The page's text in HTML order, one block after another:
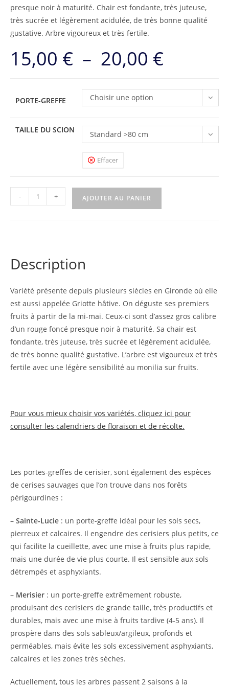
presque noir à maturité. Chair est fondante, très juteuse,
très sucrée et légèrement acidulée, de très bonne qualité
gustative. Arbre vigoureux et très fertile.
15,00 € – 20,00 €Plage
20,00 €
PORTE-GREFFE
Choisir une option
TAILLE DU SCION Standard >80 cm
Effacer
quantité
de
- + AJOUTER AU PANIER
Description
Variété présente depuis plusieurs siècles en Gironde où elle
est aussi appelée Griotte hâtive. On déguste ses premiers
fruits à partir de la mi-mai. Ceux-ci sont d’assez gros calibre
d’un rouge foncé presque noir à maturité. Sa chair est
fondante, très juteuse, très sucrée et légèrement acidulée,
de très bonne qualité gustative. L’arbre est vigoureux et très
fertile avec une légère sensibilité au monilia sur fruits.
Pour vous mieux choisir vos variétés, cliquez ici pour
consulter les calendriers de floraison et de récolte.
Les portes-greffes de cerisier, sont également des espèces
de cerises sauvages que l’on trouve dans nos forêts
périgourdines :
– Sainte-Lucie : un porte-greffe idéal pour les sols secs,
pierreux et calcaires. Il engendre des cerisiers plus petits, ce
qui facilite la cueillette, avec une mise à fruits plus rapide,
mais une durée de vie plus courte. Il est sensible aux sols
détrempés et asphyxiants.
– Merisier : un porte-greffe extrêmement robuste,
produisant des cerisiers de grande taille, très productifs et
durables, mais avec une mise à fruits tardive (4-5 ans). Il
prospère dans des sols sableux/argileux, profonds et
perméables, mais évite les sols excessivement asphyxiants,
calcaires et les zones très sèches.
Actuellement, tous les arbres passent 2 saisons à la